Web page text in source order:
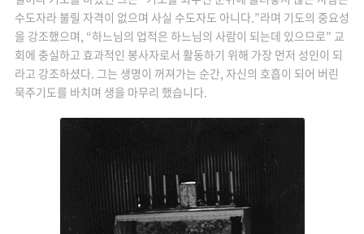
수도자라 불릴 자격이 없으며 사실 수도자도 아니다.”라며 기도의 중요성
을 강조했으며, “하느님의 업적은 하느님의 사람이 되는데 있으므로” 교
회에 충실하고 효과적인 봉사자로서 활동하기 위해 가장 먼저 성인이 되
라고 강조하셨다. 그는 생명이 꺼져가는 순간, 자신의 호흡이 되어 버린
묵주기도를 바치며 생을 마무리 했습니다.